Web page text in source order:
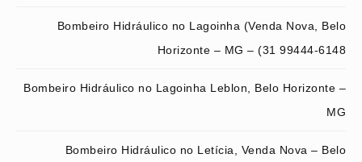
Bombeiro Hidráulico no Lagoinha (Venda Nova, Belo
Horizonte – MG – (31 99444-6148
Bombeiro Hidráulico no Lagoinha Leblon, Belo Horizonte –
MG
Bombeiro Hidráulico no Letícia, Venda Nova – Belo